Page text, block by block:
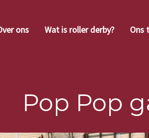
ons Wat is roller derby? Ons
Pop Pop